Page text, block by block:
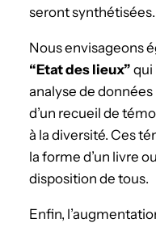
seront synthétisées.
Nous envisageons
“Etat des lieux” qui
analyse de
d’un recueil de
à la diversité. Ces
la forme d’un livre
disposition de tous.
Enfin,